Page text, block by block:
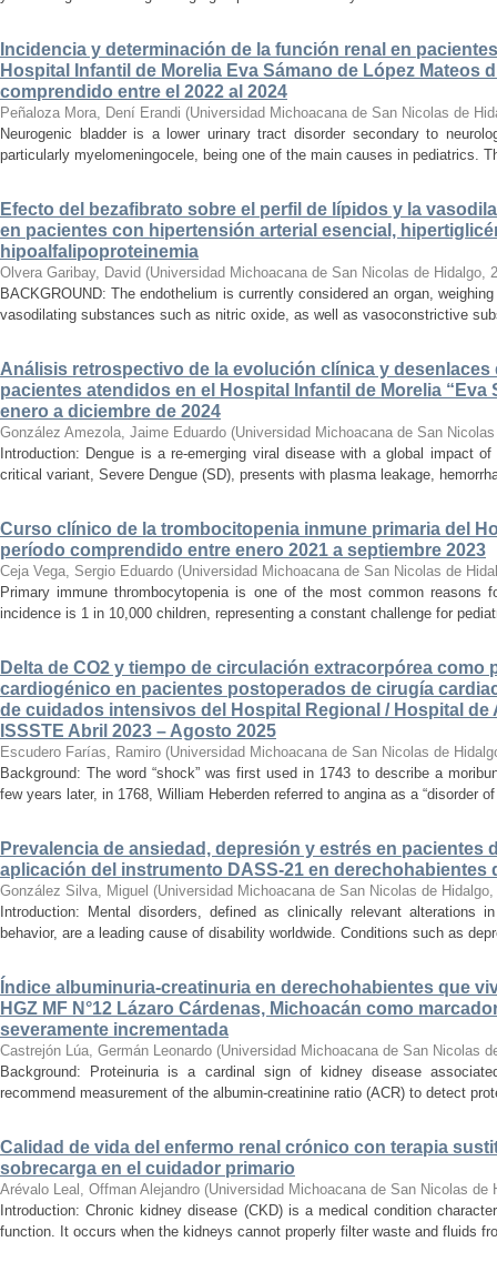
Incidencia y determinación de la función renal en
Hospital Infantil de Morelia Eva Sámano de López Mateos
comprendido entre el 2022 al 2024
Peñaloza Mora, Dení Erandi (Universidad Michoacana de San Nicolas de
Neurogenic bladder is a lower urinary tract disorder secondary to
particularly myelomeningocele, being one of the main causes in pediatrics.
Efecto del bezafibrato sobre el perfil de lípidos y la
en pacientes con hipertensión arterial esencial,
hipoalfalipoproteinemia
Olvera Garibay, David (Universidad Michoacana de San Nicolas de Hidalgo,
BACKGROUND: The endothelium is currently considered an organ,
vasodilating substances such as nitric oxide, as well as vasoconstrictive
Análisis retrospectivo de la evolución clínica y desenlaces
pacientes atendidos en el Hospital Infantil de Morelia “Eva
enero a diciembre de 2024
González Amezola, Jaime Eduardo (Universidad Michoacana de San
Introduction: Dengue is a re-emerging viral disease with a global impact
critical variant, Severe Dengue (SD), presents with plasma leakage,
Curso clínico de la trombocitopenia inmune primaria del
período comprendido entre enero 2021 a septiembre 2023
Ceja Vega, Sergio Eduardo (Universidad Michoacana de San Nicolas de
Primary immune thrombocytopenia is one of the most common reasons
incidence is 1 in 10,000 children, representing a constant challenge for
Delta de CO2 y tiempo de circulación extracorpórea como
cardiogénico en pacientes postoperados de cirugía
de cuidados intensivos del Hospital Regional / Hospital de
ISSSTE Abril 2023 – Agosto 2025
Escudero Farías, Ramiro (Universidad Michoacana de San Nicolas de
Background: The word “shock” was first used in 1743 to describe a
few years later, in 1768, William Heberden referred to angina as a “disorder
Prevalencia de ansiedad, depresión y estrés en pacientes
aplicación del instrumento DASS-21 en derechohabientes
González Silva, Miguel (Universidad Michoacana de San Nicolas de Hidalgo,
Introduction: Mental disorders, defined as clinically relevant alterations
behavior, are a leading cause of disability worldwide. Conditions such as
Índice albuminuria-creatinuria en derechohabientes que
HGZ MF N°12 Lázaro Cárdenas, Michoacán como
severamente incrementada
Castrejón Lúa, Germán Leonardo (Universidad Michoacana de San Nicolas
Background: Proteinuria is a cardinal sign of kidney disease
recommend measurement of the albumin-creatinine ratio (ACR) to detect
Calidad de vida del enfermo renal crónico con terapia
sobrecarga en el cuidador primario
Arévalo Leal, Offman Alejandro (Universidad Michoacana de San Nicolas de
Introduction: Chronic kidney disease (CKD) is a medical condition
function. It occurs when the kidneys cannot properly filter waste and fluids